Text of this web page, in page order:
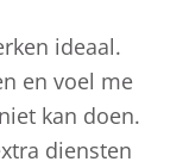
ideaal.
en voel me
kan doen.
diensten